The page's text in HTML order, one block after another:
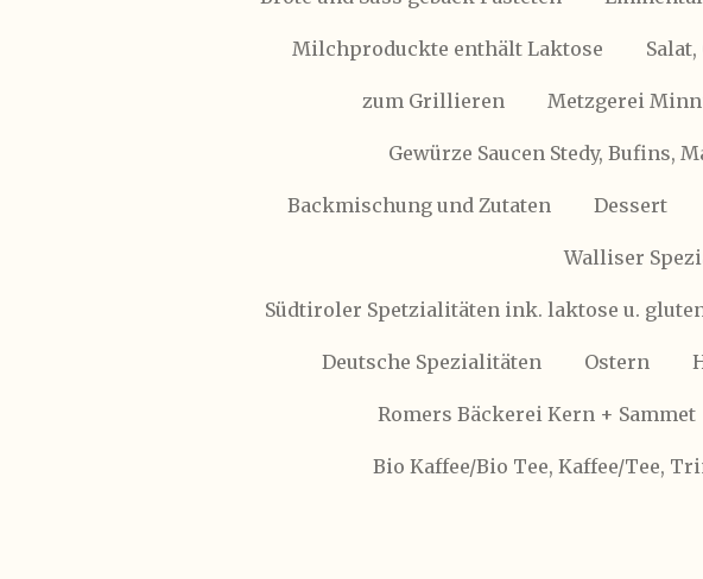
Milchproduckte enthält Laktose
zum Grillieren Metzgerei
Gewürze Saucen Stedy, Bufins,
Backmischung und Zutaten Dessert
Walliser
Südtiroler Spetzialitäten ink. laktose u.
Deutsche Spezialitäten Ostern
Romers Bäckerei Kern + Sammet
Bio Kaffee/Bio Tee, Kaffee/Tee,